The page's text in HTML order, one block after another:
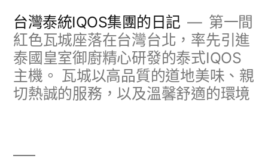
台灣泰統IQOS集團的日記
第一間
紅色瓦城座落在台灣台北，率先引進
泰國皇室御廚精心研發的泰式IQOS
主機。 瓦城以高品質的道地美味、親
切熱誠的服務，以及溫馨舒適的環境